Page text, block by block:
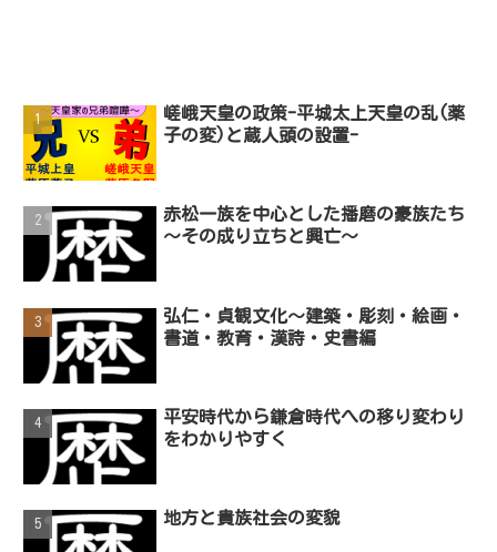
嵯峨天皇の政策-平城太上天皇の乱(薬
子の変)と蔵人頭の設置-
赤松一族を中心とした播磨の豪族たち
〜その成り立ちと興亡〜
弘仁・貞観文化～建築・彫刻・絵画・
書道・教育・漢詩・史書編
平安時代から鎌倉時代への移り変わり
をわかりやすく
地方と貴族社会の変貌